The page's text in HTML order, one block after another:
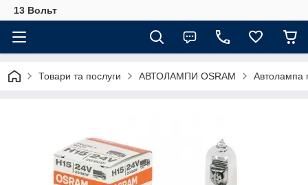
13 Вольт
Товари та послуги АВТОЛАМПИ OSRAM Автолампа